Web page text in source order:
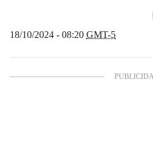
18/10/2024 - 08:20 GMT-5